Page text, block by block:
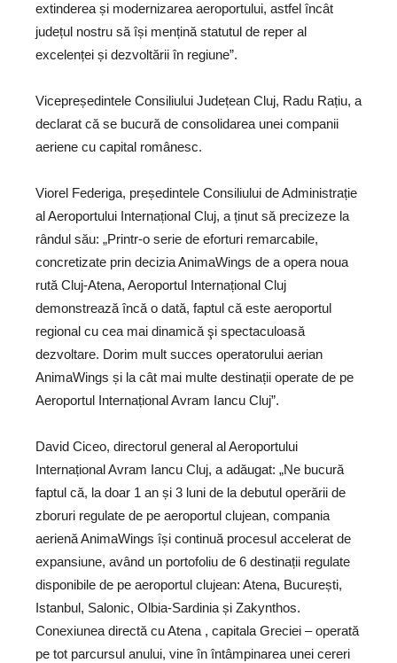
extinderea și modernizarea aeroportului, astfel încât
județul nostru să își mențină statutul de reper al
excelenței și dezvoltării în regiune”.
Vicepreședintele Consiliului Județean Cluj, Radu Rațiu, a
declarat că se bucură de consolidarea unei companii
aeriene cu capital românesc.
Viorel Federiga, președintele Consiliului de Administrație
al Aeroportului Internațional Cluj, a ținut să precizeze la
rândul său: „Printr-o serie de eforturi remarcabile,
concretizate prin decizia AnimaWings de a opera noua
rută Cluj-Atena, Aeroportul Internațional Cluj
demonstrează încă o dată, faptul că este aeroportul
regional cu cea mai dinamică şi spectaculoasă
dezvoltare. Dorim mult succes operatorului aerian
AnimaWings și la cât mai multe destinații operate de pe
Aeroportul Internațional Avram Iancu Cluj”.
David Ciceo, directorul general al Aeroportului
Internațional Avram Iancu Cluj, a adăugat: „Ne bucură
faptul că, la doar 1 an și 3 luni de la debutul operării de
zboruri regulate de pe aeroportul clujean, compania
aerienă AnimaWings își continuă procesul accelerat de
expansiune, având un portofoliu de 6 destinații regulate
disponibile de pe aeroportul clujean: Atena, București,
Istanbul, Salonic, Olbia-Sardinia și Zakynthos.
Conexiunea directă cu Atena , capitala Greciei – operată
pe tot parcursul anului, vine în întâmpinarea unei cereri